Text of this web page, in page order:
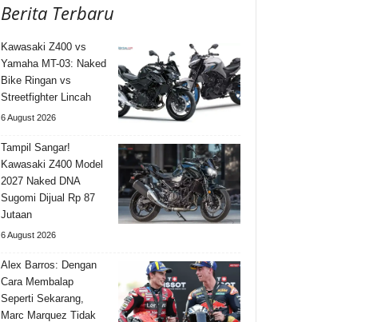
Berita Terbaru
Kawasaki Z400 vs
Yamaha MT-03: Naked
Bike Ringan vs
Streetfighter Lincah
6 August 2026
Tampil Sangar!
Kawasaki Z400 Model
2027 Naked DNA
Sugomi Dijual Rp 87
Jutaan
6 August 2026
Alex Barros: Dengan
Cara Membalap
Seperti Sekarang,
Marc Marquez Tidak